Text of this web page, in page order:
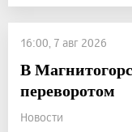
16:00, 7 авг 2026
В
переворотом
Новости